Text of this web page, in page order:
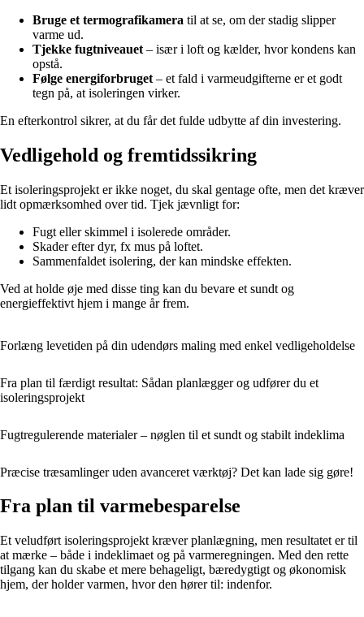
Bruge et termografikamera til at se, om der stadig slipper
varme ud.
Tjekke fugtniveauet – især i loft og kælder, hvor kondens kan
opstå.
Følge energiforbruget – et fald i varmeudgifterne er et godt
tegn på, at isoleringen virker.
En efterkontrol sikrer, at du får det fulde udbytte af din investering.
Vedligehold og fremtidssikring
Et isoleringsprojekt er ikke noget, du skal gentage ofte, men det kræver
lidt opmærksomhed over tid. Tjek jævnligt for:
Fugt eller skimmel i isolerede områder.
Skader efter dyr, fx mus på loftet.
Sammenfaldet isolering, der kan mindske effekten.
Ved at holde øje med disse ting kan du bevare et sundt og
energieffektivt hjem i mange år frem.
Forlæng levetiden på din udendørs maling med enkel vedligeholdelse
Fra plan til færdigt resultat: Sådan planlægger og udfører du et
isoleringsprojekt
Fugtregulerende materialer – nøglen til et sundt og stabilt indeklima
Præcise træsamlinger uden avanceret værktøj? Det kan lade sig gøre!
Fra plan til varmebesparelse
Et veludført isoleringsprojekt kræver planlægning, men resultatet er til
at mærke – både i indeklimaet og på varmeregningen. Med den rette
tilgang kan du skabe et mere behageligt, bæredygtigt og økonomisk
hjem, der holder varmen, hvor den hører til: indenfor.